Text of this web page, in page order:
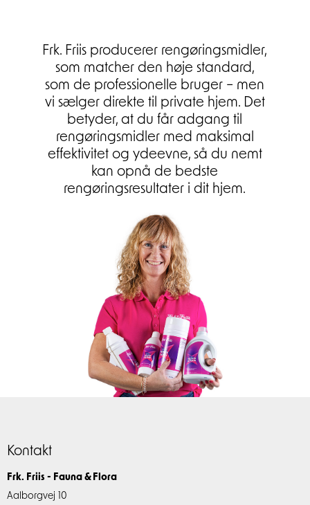
Frk. Friis producerer rengøringsmidler,
som matcher den høje standard,
som de professionelle bruger – men
vi sælger direkte til private hjem. Det
betyder, at du får adgang til
rengøringsmidler med maksimal
effektivitet og ydeevne, så du nemt
kan opnå de bedste
rengøringsresultater i dit hjem.
Kontakt
Frk. Friis - Fauna & Flora
Aalborgvej 10